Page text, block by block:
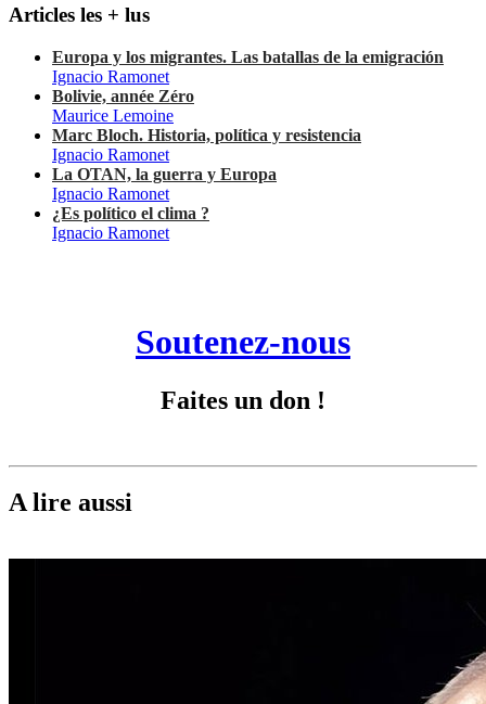
Articles les + lus
Europa y los migrantes. Las batallas de la emigración
Ignacio Ramonet
Bolivie, année Zéro
Maurice Lemoine
Marc Bloch. Historia, política y resistencia
Ignacio Ramonet
La OTAN, la guerra y Europa
Ignacio Ramonet
¿Es político el clima ?
Ignacio Ramonet
Soutenez-nous
Faites un don !
A lire aussi